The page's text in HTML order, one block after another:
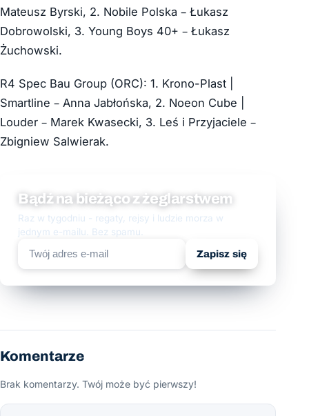
Mateusz Byrski, 2. Nobile Polska – Łukasz
Dobrowolski, 3. Young Boys 40+ – Łukasz
Żuchowski.
R4 Spec Bau Group (ORC): 1. Krono-Plast |
Smartline – Anna Jabłońska, 2. Noeon Cube |
Louder – Marek Kwasecki, 3. Leś i Przyjaciele –
Zbigniew Salwierak.
Bądź na bieżąco z żeglarstwem
Raz w tygodniu - regaty, rejsy i ludzie morza w
jednym e-mailu. Bez spamu.
Zapisz się
Komentarze
Brak komentarzy. Twój może być pierwszy!